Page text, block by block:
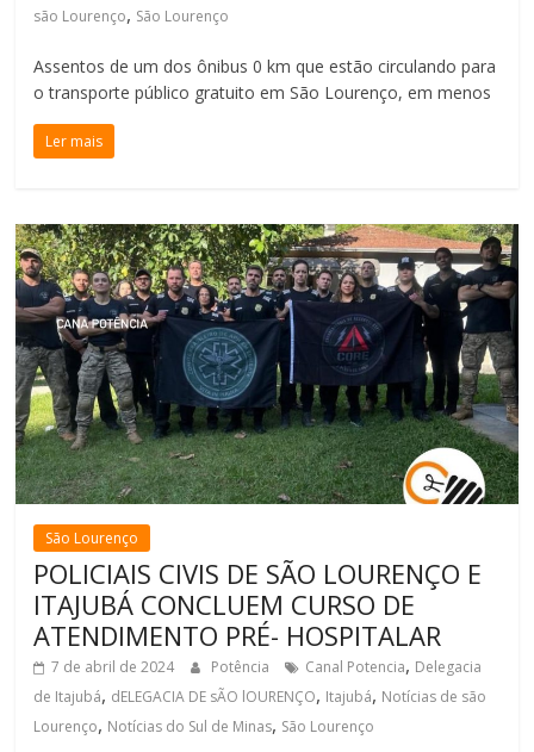
são Lourenço, São Lourenço
Assentos de um dos ônibus 0 km que estão circulando para
o transporte público gratuito em São Lourenço, em menos
Ler mais
São Lourenço
POLICIAIS CIVIS DE SÃO LOURENÇO E
ITAJUBÁ CONCLUEM CURSO DE
ATENDIMENTO PRÉ- HOSPITALAR
7 de abril de 2024 Potência Canal Potencia, Delegacia
de Itajubá, dELEGACIA DE sÃO lOURENÇO, Itajubá, Notícias de são
Lourenço, Notícias do Sul de Minas, São Lourenço